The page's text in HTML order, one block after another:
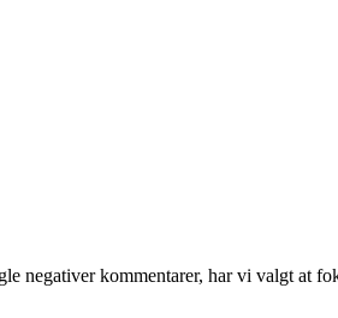
negativer kommentarer, har vi valgt at